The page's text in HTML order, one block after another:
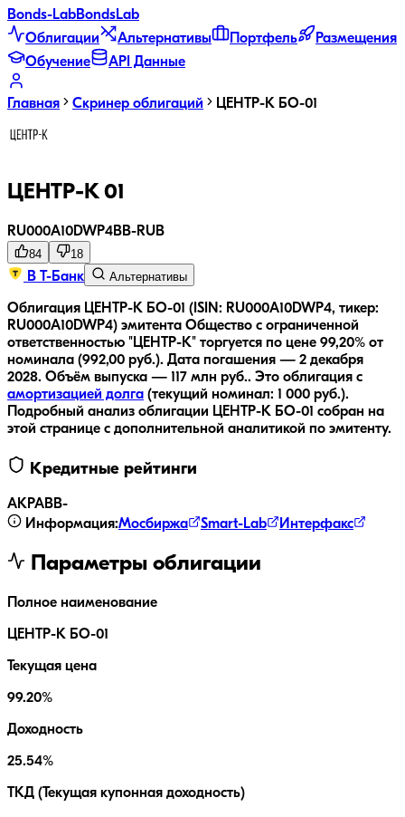
Bonds-LabBondsLab
Облигации
Альтернативы Портфель
Размещения
Обучение
API Данные
Главная Скринер облигаций ЦЕНТР-К БО-01
ЦЕНТР-К 01
RU000A10DWP4BB-RUB
84 18
В Т-Банк Альтернативы
Облигация ЦЕНТР-К БО-01 (ISIN: RU000A10DWP4, тикер:
RU000A10DWP4) эмитента Общество с ограниченной
ответственностью "ЦЕНТР-К" торгуется по цене 99,20% от
номинала (992,00 руб.). Дата погашения — 2 декабря
2028. Объём выпуска — 117 млн руб.. Это облигация с
амортизацией долга (текущий номинал: 1 000 руб.).
Подробный анализ облигации ЦЕНТР-К БО-01 собран на
этой странице с дополнительной аналитикой по эмитенту.
Кредитные рейтинги
АКРАBB-
Информация:Мосбиржа Smart-Lab Интерфакс
Параметры облигации
Полное наименование
ЦЕНТР-К БО-01
Текущая цена
99.20%
Доходность
25.54%
ТКД (Текущая купонная доходность)